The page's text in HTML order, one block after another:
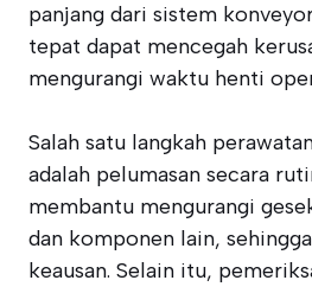
panjang dari sistem
tepat dapat mencegah
mengurangi waktu henti
Salah satu langkah
adalah pelumasan secara
membantu mengurangi
dan komponen lain,
keausan. Selain itu,